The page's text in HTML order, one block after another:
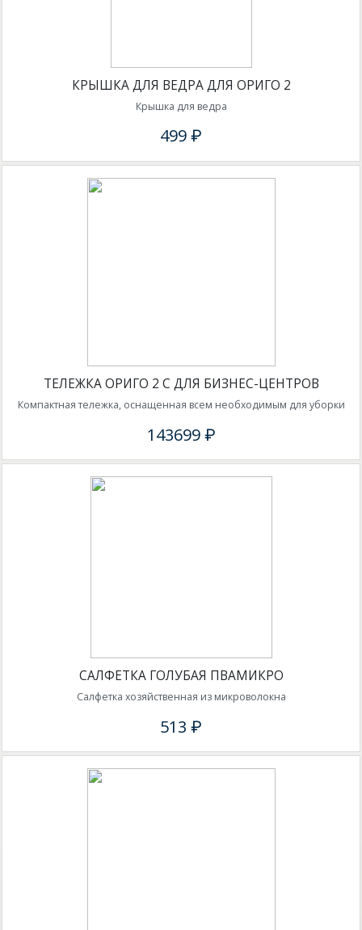
КРЫШКА ДЛЯ ВЕДРА ДЛЯ ОРИГО 2
Крышка для ведра
499 ₽
ТЕЛЕЖКА ОРИГО 2 С ДЛЯ БИЗНЕС-ЦЕНТРОВ
Компактная тележка, оснащенная всем необходимым для уборки
143699 ₽
САЛФЕТКА ГОЛУБАЯ ПВАМИКРО
Салфетка хозяйственная из микроволокна
513 ₽